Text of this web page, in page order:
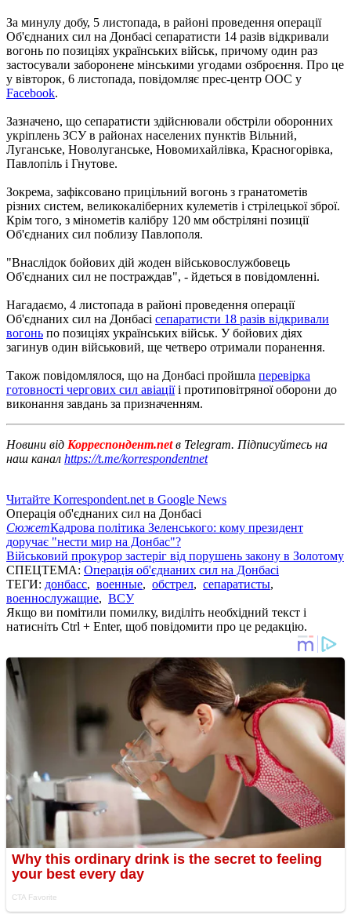
За минулу добу, 5 листопада, в районі проведення операції
Об'єднаних сил на Донбасі сепаратисти 14 разів відкривали
вогонь по позиціях українських військ, причому один раз
застосували заборонене мінськими угодами озброєння. Про це
у вівторок, 6 листопада, повідомляє прес-центр ООС у
Facebook.
Зазначено, що сепаратисти здійснювали обстріли оборонних
укріплень ЗСУ в районах населених пунктів Вільний,
Луганське, Новолуганське, Новомихайлівка, Красногорівка,
Павлопіль і Гнутове.
Зокрема, зафіксовано прицільний вогонь з гранатометів
різних систем, великокаліберних кулеметів і стрілецької зброї.
Крім того, з мінометів калібру 120 мм обстріляні позиції
Об'єднаних сил поблизу Павлополя.
"Внаслідок бойових дій жоден військовослужбовець
Об'єднаних сил не постраждав", - йдеться в повідомленні.
Нагадаємо, 4 листопада в районі проведення операції
Об'єднаних сил на Донбасі сепаратисти 18 разів відкривали
вогонь по позиціях українських військ. У бойових діях
загинув один військовий, ще четверо отримали поранення.
Також повідомлялося, що на Донбасі пройшла перевірка
готовності чергових сил авіаціїі протиповітряної оборони до
виконання завдань за призначенням.
Новини від Корреспондент.netв Telegram. Підписуйтесь на
наш канал https://t.me/korrespondentnet
Читайте Korrespondent.net в Google News
Операція об'єднаних сил на Донбасі
СюжетКадрова політика Зеленського: кому президент
доручає "нести мир на Донбас"?
Військовий прокурор застеріг від порушень закону в Золотому
СПЕЦТЕМА: Операція об'єднаних сил на Донбасі
ТЕГИ: донбасс, военные, обстрел, сепаратисты,
военнослужащие, ВСУ
Якщо ви помітили помилку, виділіть необхідний текст і
натисніть Ctrl + Enter, щоб повідомити про це редакцію.